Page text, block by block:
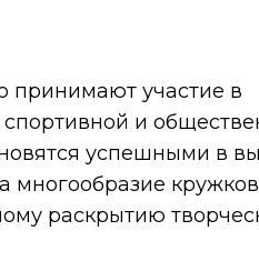
принимают участие в
спортивной и
успешными в
многообразие
раскрытию